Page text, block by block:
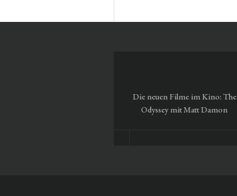
Die neuen Filme im Kino: The
Odyssey mit Matt Damon